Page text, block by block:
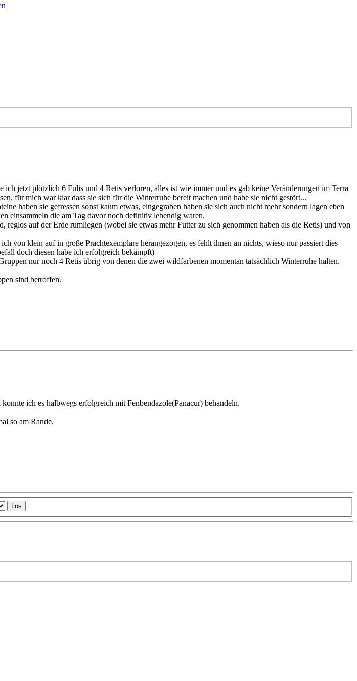
jetzt plötzlich 6 Fulis und 4 Retis verloren, alles ist wie immer und es gab keine Veränderungen im Terra
für mich war klar dass sie sich für die Winterruhe bereit machen und habe sie nicht gestört...
haben sie gefressen sonst kaum etwas, eingegraben haben sie sich auch nicht mehr sondern lagen eben
einsammeln die am Tag davor noch definitiv lebendig waren.
auf der Erde rumliegen (wobei sie etwas mehr Futter zu sich genommen haben als die Retis) und von
von klein auf in große Prachtexemplare herangezogen, es fehlt ihnen an nichts, wieso nur passiert dies
doch diesen habe ich erfolgreich bekämpft)
nur noch 4 Retis übrig von denen die zwei wildfarbenen momentan tatsächlich Winterruhe halten.
sind betroffen.
ich es halbwegs erfolgreich mit Fenbendazole(Panacur) behandeln.
so am Rande.